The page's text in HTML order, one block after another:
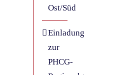
Ost/Süd
Einladung
zur
PHCG-